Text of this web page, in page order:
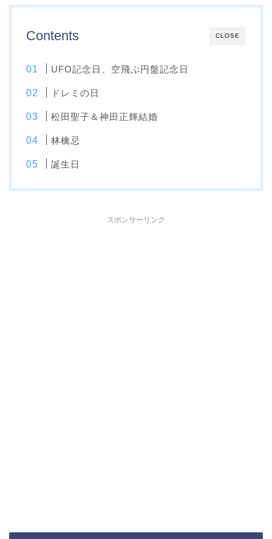
CLOSE
Contents
UFO記念日、空飛ぶ円盤記念日
ドレミの日
松田聖子＆神田正輝結婚
林檎忌
誕生日
スポンサーリンク